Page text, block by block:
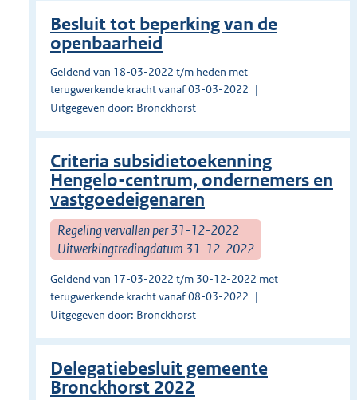
Besluit tot beperking van de
openbaarheid
Geldend van 18-03-2022 t/m heden met
terugwerkende kracht vanaf 03-03-2022
Uitgegeven door: Bronckhorst
Criteria subsidietoekenning
Hengelo-centrum, ondernemers en
vastgoedeigenaren
Regeling vervallen per 31-12-2022
Uitwerkingtredingdatum 31-12-2022
Geldend van 17-03-2022 t/m 30-12-2022 met
terugwerkende kracht vanaf 08-03-2022
Uitgegeven door: Bronckhorst
Delegatiebesluit gemeente
Bronckhorst 2022